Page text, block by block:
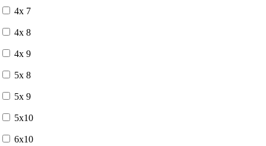
4x 7
4x 8
4x 9
5x 8
5x 9
5x10
6x10